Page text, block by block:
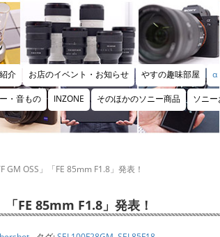
介 お店のイベント・お知らせ やすの趣味部屋 α
・音もの INZONE そのほかのソニー商品 ソニ
GM OSS」「FE 85mm F1.8」発表！
FE 85mm F1.8」発表！